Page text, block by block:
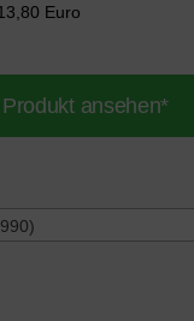
Euro
Produkt ansehen*